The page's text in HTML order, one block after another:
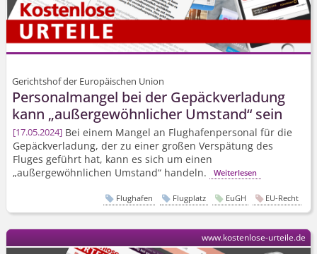
Gerichtshof der Europäischen Union
Personalmangel bei der Gepäckverladung
kann „außergewöhnlicher Umstand“ sein
17.05.2024 Bei einem Mangel an Flughafenpersonal für die
Gepäckverladung, der zu einer großen Verspätung des
Fluges geführt hat, kann es sich um einen
„außergewöhnlichen Umstand“ handeln.
Weiterlesen
Flughafen Flugplatz EuGH EU-Recht
www.kostenlose-urteile.de